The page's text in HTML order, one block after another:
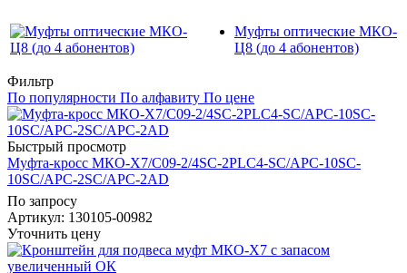
Муфты оптические МКО-
Ц8 (до 4 абонентов)
Фильтр
По популярности По алфавиту По цене
Быстрый просмотр
Муфта-кросс МКО-Х7/С09-2/4SC-2PLC4-SC/APC-10SC-
10SC/APC-2SC/APC-2AD
По запросу
Артикул: 130105-00982
Уточнить цену